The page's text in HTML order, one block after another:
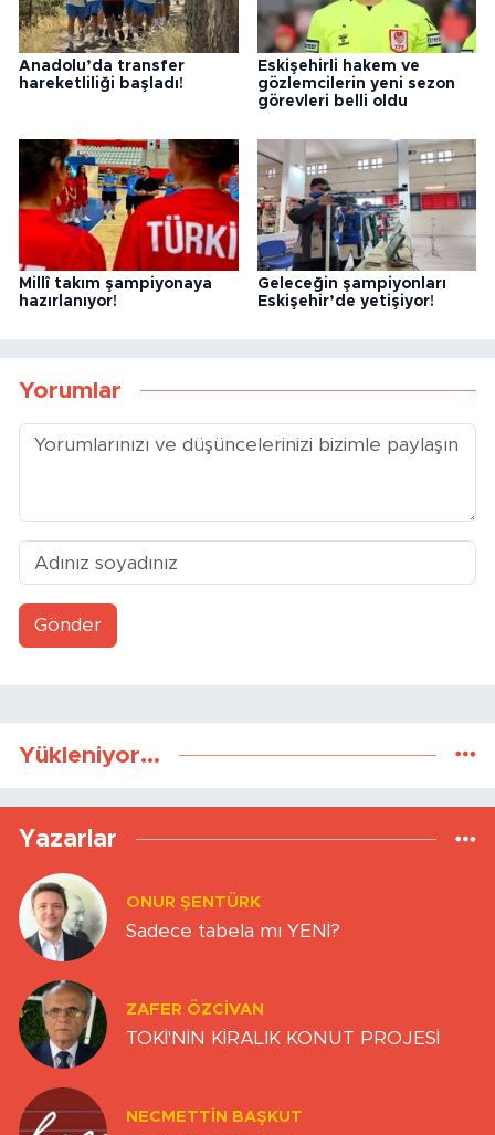
Anadolu’da transfer
hareketliliği başladı!
Eskişehirli hakem ve
gözlemcilerin yeni sezon
görevleri belli oldu
Millî takım şampiyonaya
hazırlanıyor!
Geleceğin şampiyonları
Eskişehir’de yetişiyor!
Yorumlar
Gönder
Yükleniyor...
Yazarlar
ONUR ŞENTÜRK
Sadece tabela mı YENİ?
ZAFER ÖZCIVAN
TOKİ'NİN KİRALIK KONUT PROJESİ
NECMETTIN BAŞKUT